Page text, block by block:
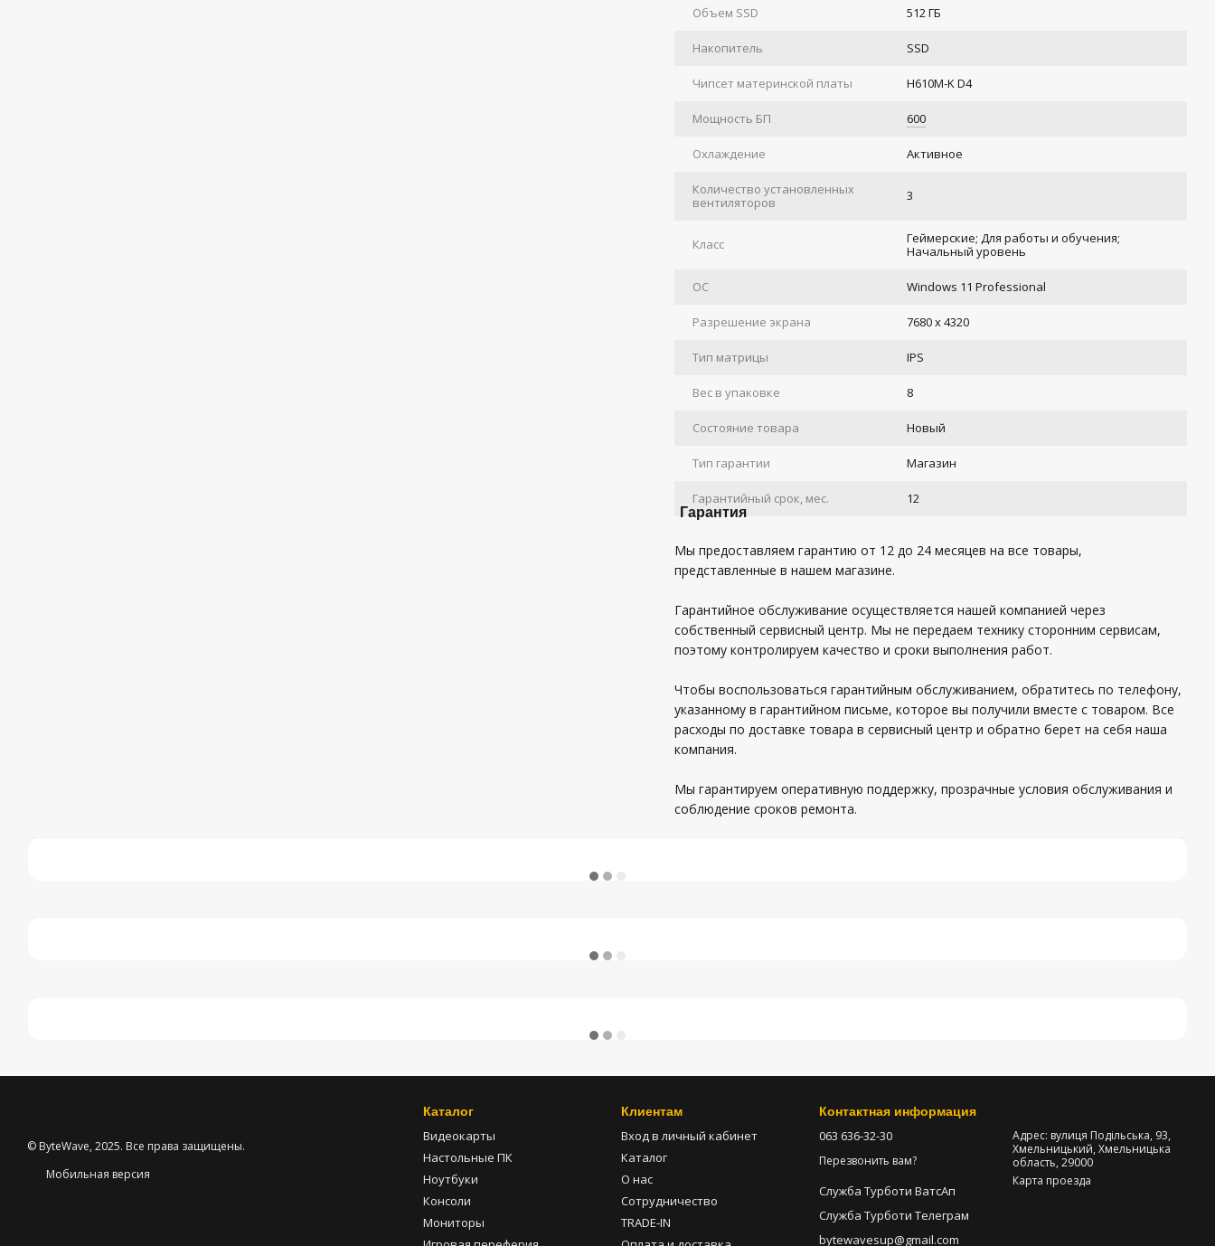
Объем SSD 512 ГБ
Накопитель SSD
Чипсет материнской платы H610M-K D4
Мощность БП 600
Охлаждение Активное
Количество установленных
вентиляторов
3
Класс
Геймерские; Для работы и обучения;
Начальный уровень
ОС Windows 11 Professional
Разрешение экрана 7680 x 4320
Тип матрицы IPS
Вес в упаковке 8
Состояние товара Новый
Тип гарантии Магазин
Гарантийный срок, мес. 12
Гарантия
Мы предоставляем гарантию от 12 до 24 месяцев на все товары,
представленные в нашем магазине.
Гарантийное обслуживание осуществляется нашей компанией через
собственный сервисный центр. Мы не передаем технику сторонним сервисам,
поэтому контролируем качество и сроки выполнения работ.
Чтобы воспользоваться гарантийным обслуживанием, обратитесь по телефону,
указанному в гарантийном письме, которое вы получили вместе с товаром. Все
расходы по доставке товара в сервисный центр и обратно берет на себя наша
компания.
Мы гарантируем оперативную поддержку, прозрачные условия обслуживания и
соблюдение сроков ремонта.
© ByteWave, 2025. Все права защищены.
Мобильная версия
Каталог
Видеокарты
Настольные ПК
Ноутбуки
Консоли
Мониторы
Клиентам
Вход в личный кабинет
Каталог
О нас
Сотрудничество
TRADE-IN
Контактная информация
063 636-32-30
Перезвонить вам?
Служба Турботи ВатсАп
Служба Турботи Телеграм
bytewavesup@gmail.com
Адрес: вулиця Подільська, 93,
Хмельницький, Хмельницька
область, 29000
Карта проезда